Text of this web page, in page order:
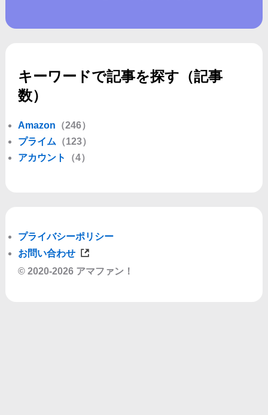
キーワードで記事を探す（記事
数）
Amazon （246）
プライム （123）
アカウント
（4）
プライバシーポリシー
お問い合わせ
© 2020-2026 アマファン！